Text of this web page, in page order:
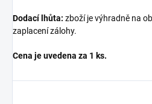
Dodací lhůta: zboží je výhradně na
zaplacení zálohy.
Cena je uvedena za 1 ks.